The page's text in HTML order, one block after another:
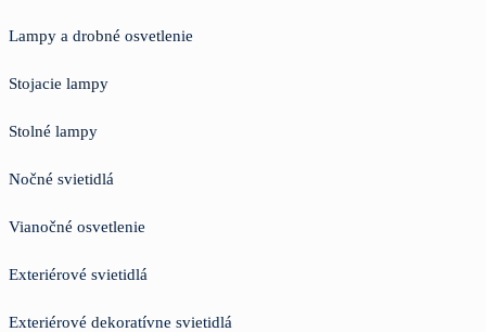
Lampy a drobné osvetlenie
Stojacie lampy
Stolné lampy
Nočné svietidlá
Vianočné osvetlenie
Exteriérové svietidlá
Exteriérové dekoratívne svietidlá